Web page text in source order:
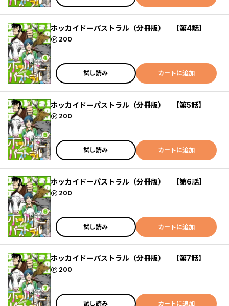
ホッカイドーパストラル（分冊版） 【第4話】
200
ポイント
試し読み カートに追加
ホッカイドーパストラル（分冊版） 【第5話】
200
ポイント
試し読み カートに追加
ホッカイドーパストラル（分冊版） 【第6話】
200
ポイント
試し読み カートに追加
ホッカイドーパストラル（分冊版） 【第7話】
200
ポイント
試し読み カートに追加